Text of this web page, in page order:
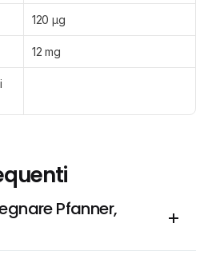
120 μg
12 mg
Pfanner,